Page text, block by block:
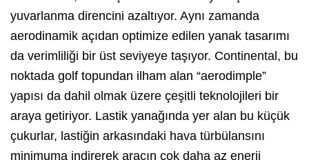
yuvarlanma direncini azaltıyor. Aynı zamanda
aerodinamik açıdan optimize edilen yanak tasarımı
da verimliliği bir üst seviyeye taşıyor. Continental, bu
noktada golf topundan ilham alan “aerodimple”
yapısı da dahil olmak üzere çeşitli teknolojileri bir
araya getiriyor. Lastik yanağında yer alan bu küçük
çukurlar, lastiğin arkasındaki hava türbülansını
minimuma indirerek aracın çok daha az enerji